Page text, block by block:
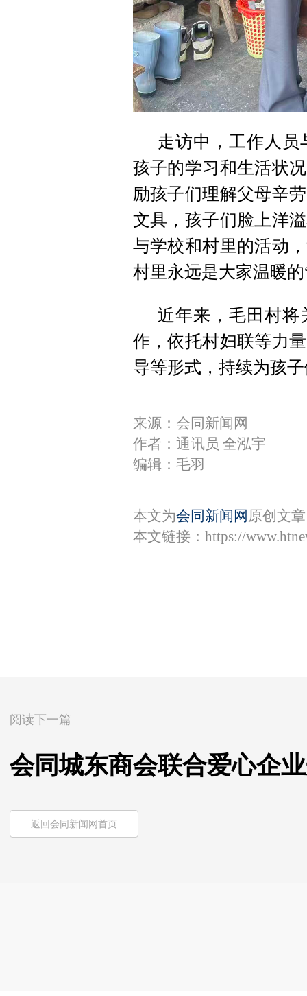
走访中，工作人
孩子的学习和生活状
励孩子们理解父母辛
文具，孩子们脸上洋
与学校和村里的活动
村里永远是大家温暖的
近年来，毛田村将
作，依托村妇联等力
导等形式，持续为孩
来源：会同新闻网
作者：通讯员 全泓宇
编辑：毛羽
本文为会同新闻网 原创文
本文链接： https://
阅读下一篇
会同城东商会联合爱心企
返回会同新闻网首页